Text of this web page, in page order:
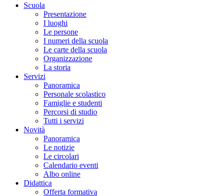
Scuola
Presentazione
I luoghi
Le persone
I numeri della scuola
Le carte della scuola
Organizzazione
La storia
Servizi
Panoramica
Personale scolastico
Famiglie e studenti
Percorsi di studio
Tutti i servizi
Novità
Panoramica
Le notizie
Le circolari
Calendario eventi
Albo online
Didattica
Offerta formativa